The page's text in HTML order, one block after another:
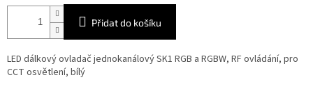
Přidat do košíku
LED dálkový ovladač jednokanálový SK1 RGB a RGBW, RF ovládání, pro
CCT osvětlení, bílý